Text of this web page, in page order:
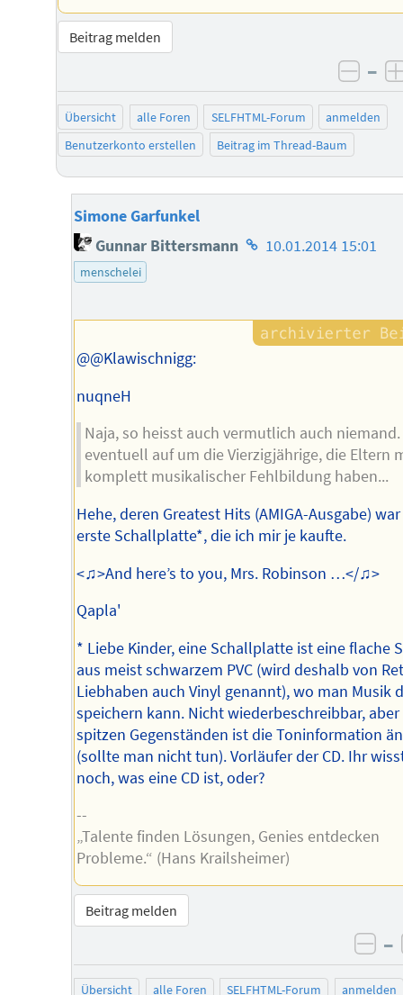
Beitrag melden
–
Übersicht alle Foren SELFHTML-Forum
anmelden
Benutzerkonto erstellen
Beitrag im Thread-Baum
Simone Garfunkel
Gunnar Bittersmann Homepage
10.01.2014 15:01
menschelei
@@Klawischnigg:
nuqneH
Naja, so heisst auch vermutlich auch niemand.
eventuell auf um die Vierzigjährige, die Eltern
komplett musikalischer Fehlbildung haben...
Hehe, deren Greatest Hits (AMIGA-Ausgabe)
erste Schallplatte*, die ich mir je kaufte.
<♫>And here’s to you, Mrs. Robinson …</♫>
Qapla'
* Liebe Kinder, eine Schallplatte ist eine flache
aus meist schwarzem PVC (wird deshalb von
Liebhaben auch Vinyl genannt), wo man Musik
speichern kann. Nicht wiederbeschreibbar,
spitzen Gegenständen ist die Toninformation
(sollte man nicht tun). Vorläufer der CD. Ihr
noch, was eine CD ist, oder?
--
„Talente finden Lösungen, Genies entdecken
Probleme.“ (Hans Krailsheimer)
Beitrag melden
–
Übersicht alle Foren SELFHTML-Forum anmelden